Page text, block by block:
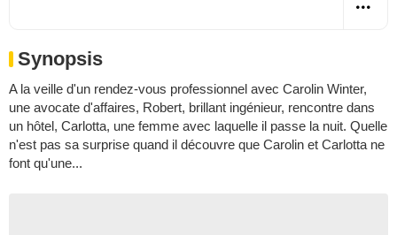
Synopsis
A la veille d'un rendez-vous professionnel avec Carolin Winter,
une avocate d'affaires, Robert, brillant ingénieur, rencontre dans
un hôtel, Carlotta, une femme avec laquelle il passe la nuit. Quelle
n'est pas sa surprise quand il découvre que Carolin et Carlotta ne
font qu'une...